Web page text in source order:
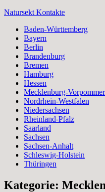
Zum
springen
Natursekt Kontakte
Baden-Württemberg
Bayern
Berlin
Brandenburg
Bremen
Hamburg
Hessen
Mecklenburg-
Nordrhein-Westfalen
Niedersachsen
Rheinland-Pfalz
Saarland
Sachsen
Sachsen-Anhalt
Schleswig-Holstein
Thüringen
Kategorie: